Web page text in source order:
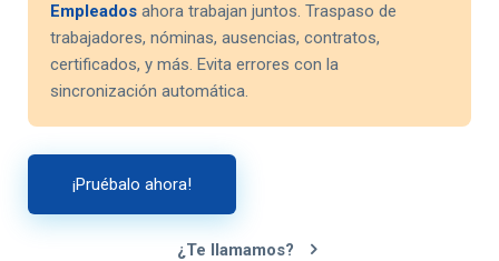
Empleados ahora trabajan juntos. Traspaso de
trabajadores, nóminas, ausencias, contratos,
certificados, y más. Evita errores con la
sincronización automática.
¡Pruébalo ahora!
¿Te llamamos?